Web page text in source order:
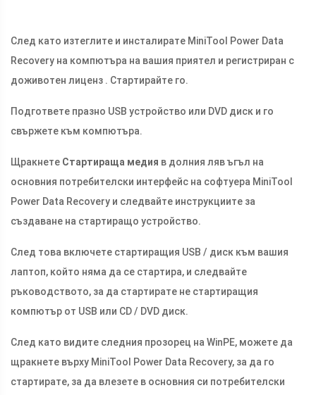
След като изтеглите и инсталирате MiniTool Power Data
Recovery на компютъра на вашия приятел и регистриран с
доживотен лиценз . Стартирайте го.
Подгответе празно USB устройство или DVD диск и го
свържете към компютъра.
Щракнете Стартираща медия в долния ляв ъгъл на
основния потребителски интерфейс на софтуера MiniTool
Power Data Recovery и следвайте инструкциите за
създаване на стартиращо устройство.
След това включете стартиращия USB / диск към вашия
лаптоп, който няма да се стартира, и следвайте
ръководството, за да стартирате не стартиращия
компютър от USB или CD / DVD диск.
След като видите следния прозорец на WinPE, можете да
щракнете върху MiniTool Power Data Recovery, за да го
стартирате, за да влезете в основния си потребителски